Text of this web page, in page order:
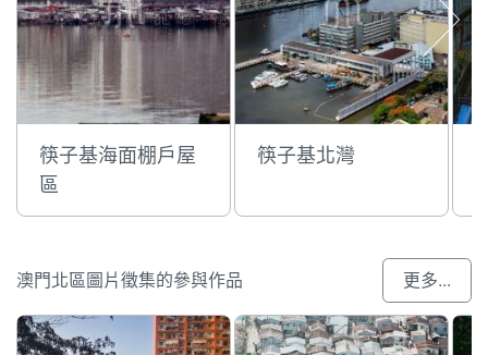
筷子基海面棚戶屋
區
筷子基北灣
澳門北區圖片徵集的參與作品 更多...